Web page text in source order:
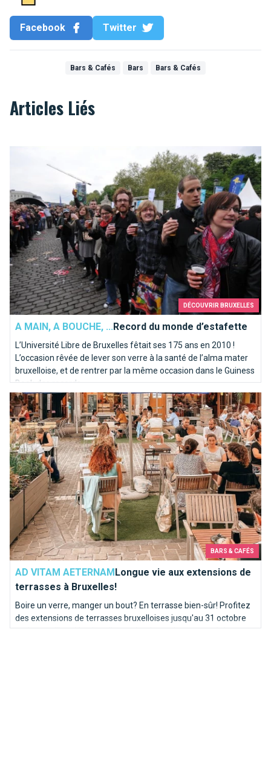
Facebook Twitter
Bars & Cafés Bars Bars & Cafés
Articles Liés
DÉCOUVRIR BRUXELLES
A MAIN, A BOUCHE, ...Record du monde d’estafette
L’Université Libre de Bruxelles fêtait ses 175 ans en 2010 !
L’occasion rêvée de lever son verre à la santé de l’alma mater
bruxelloise, et de rentrer par la même occasion dans le Guiness
Book des records.
BARS & CAFÉS
AD VITAM AETERNAMLongue vie aux extensions de
terrasses à Bruxelles!
Boire un verre, manger un bout? En terrasse bien-sûr! Profitez
des extensions de terrasses bruxelloises jusqu'au 31 octobre
mais pas d'inquiétude : elles reviendront chaque année!
Longue vie aux extensions de terrasses à Bruxelles!